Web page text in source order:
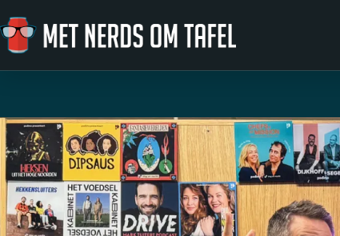
Ga naar de inhoud